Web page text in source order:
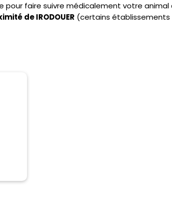
pour faire suivre médicalement votre
de IRODOUER (certains